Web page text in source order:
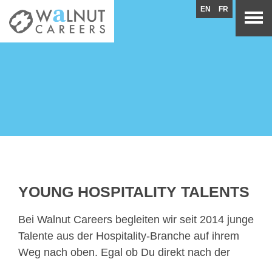
YOUNG HOSPITALITY TALENTS
Bei Walnut Careers begleiten wir seit 2014 junge
Talente aus der Hospitality-Branche auf ihrem
Weg nach oben. Egal ob Du direkt nach der
EN FR